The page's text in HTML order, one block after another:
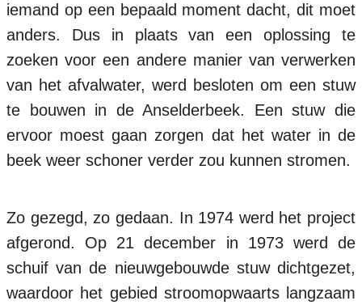
iemand op een bepaald moment dacht, dit moet
anders. Dus in plaats van een oplossing te
zoeken voor een andere manier van verwerken
van het afvalwater, werd besloten om een stuw
te bouwen in de Anselderbeek. Een stuw die
ervoor moest gaan zorgen dat het water in de
beek weer schoner verder zou kunnen stromen.
Zo gezegd, zo gedaan. In 1974 werd het project
afgerond. Op 21 december in 1973 werd de
schuif van de nieuwgebouwde stuw dichtgezet,
waardoor het gebied stroomopwaarts langzaam